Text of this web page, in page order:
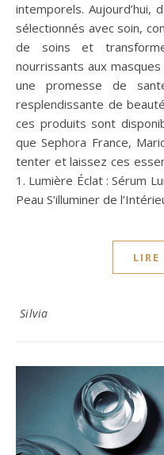
intemporels. Aujourd’hui,
sélectionnés avec soin,
de soins et
nourrissants aux
une promesse de
resplendissante de
ces produits sont
que Sephora France,
tenter et laissez ces
1. Lumière Éclat : Sérum
Peau S’illuminer de
Silvia